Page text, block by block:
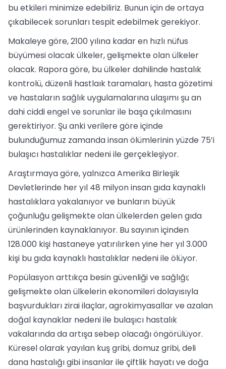
bu etkileri minimize edebiliriz. Bunun için de ortaya
çıkabilecek sorunları tespit edebilmek gerekiyor.
Makaleye göre, 2100 yılına kadar en hızlı nüfus
büyümesi olacak ülkeler, gelişmekte olan ülkeler
olacak. Rapora göre, bu ülkeler dahilinde hastalık
kontrolü, düzenli hastlaık taramaları, hasta gözetimi
ve hastaların sağlık uygulamalarına ulaşımı şu an
dahi ciddi engel ve sorunlar ile başa çıkılmasını
gerektiriyor. Şu anki verilere göre içinde
bulunduğumuz zamanda insan ölümlerinin yüzde 75’i
bulaşıcı hastalıklar nedeni ile gerçekleşiyor.
Araştırmaya göre, yalnızca Amerika Birleşik
Devletlerinde her yıl 48 milyon insan gıda kaynaklı
hastalıklara yakalanıyor ve bunların büyük
çoğunluğu gelişmekte olan ülkelerden gelen gıda
ürünlerinden kaynaklanıyor. Bu sayının içinden
128.000 kişi hastaneye yatırılırken yine her yıl 3.000
kişi bu gıda kaynaklı hastalıklar nedeni ile ölüyor.
Popülasyon arttıkça besin güvenliği ve sağlığı;
gelişmekte olan ülkelerin ekonomileri dolayısıyla
başvurdukları zirai ilaçlar, agrokimyasallar ve azalan
doğal kaynaklar nedeni ile bulaşıcı hastalık
vakalarında da artışa sebep olacağı öngörülüyor.
Küresel olarak yayılan kuş gribi, domuz gribi, deli
dana hastalığı gibi insanlar ile çiftlik hayatı ve doğa